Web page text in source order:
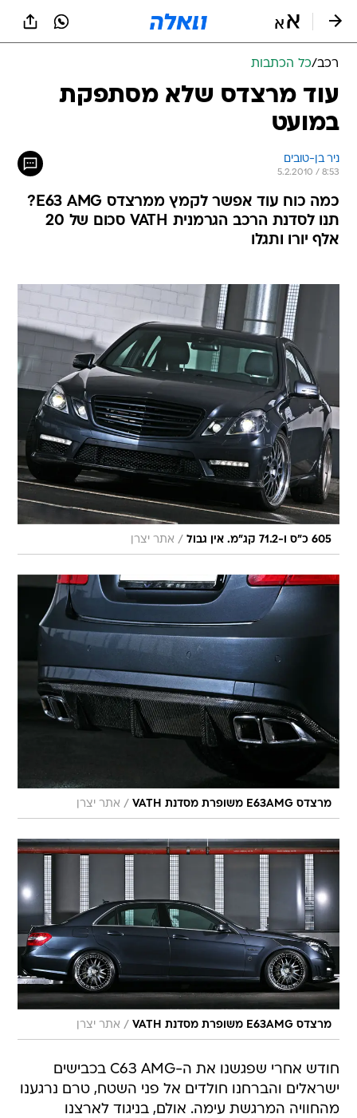
רכב/כל הכתבות
עוד מרצדס שלא מסתפקת
במועט
ניר בן-טובים
5.2.2010 / 8:53
כמה כוח עוד אפשר לקמץ ממרצדס E63 AMG?
תנו לסדנת הרכב הגרמנית VATH סכום של 20
אלף יורו ותגלו
605 כ"ס ו-71.2 קג"מ. אין גבול / אתר יצרן
מרצדס E63AMG משופרת מסדנת VATH / אתר יצרן
מרצדס E63AMG משופרת מסדנת VATH / אתר יצרן
חודש אחרי שפגשנו את ה-C63 AMG בכבישים
ישראלים והברחנו חולדים אל פני השטח, טרם נרגענו
מהחוויה המרגשת עימה. אולם, בניגוד לארצנו